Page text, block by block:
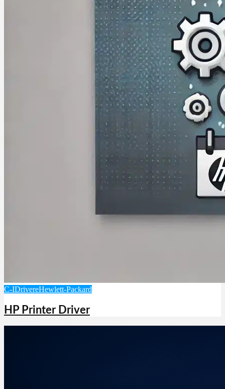
C-IDrivereHewlett-Packard
HP Printer Driver